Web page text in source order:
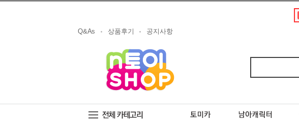
Q&As 상품후기 공지사항